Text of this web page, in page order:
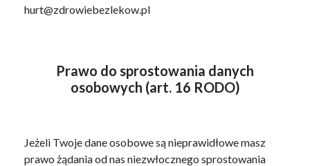
hurt@zdrowiebezlekow.pl
Prawo do sprostowania danych
osobowych (art. 16 RODO)
Jeżeli Twoje dane osobowe są nieprawidłowe masz
prawo żądania od nas niezwłocznego sprostowania